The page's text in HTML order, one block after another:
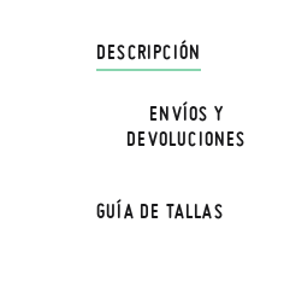
DESCRIPCIÓN
ENVÍOS Y
DEVOLUCIONES
GUÍA DE TALLAS